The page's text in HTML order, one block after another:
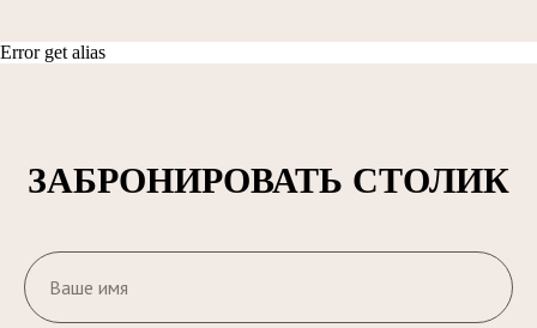
Error get alias
ЗАБРОНИРОВАТЬ СТОЛИК